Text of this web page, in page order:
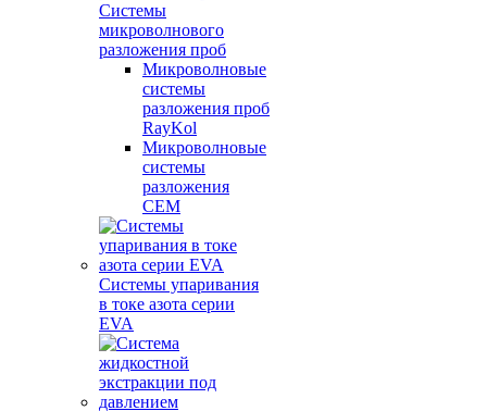
Системы
микроволнового
разложения проб
Микроволновые
системы
разложения проб
RayKol
Микроволновые
системы
разложения
CEM
Системы упаривания
в токе азота серии
EVA